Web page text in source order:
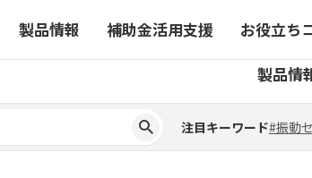
製品情報
事業から探す
補助金活用支援
補助金ヘルプデスク
お役立ち
4コマ漫画でわかる取扱製品
注目キーワード#振動
コ
製品情
事業から探す
補助金ヘルプデスク
4コマ漫画でわかる取扱製品
注目キーワード#振動